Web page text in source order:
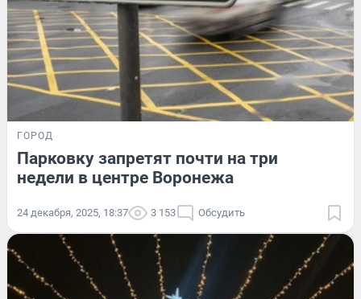
ГОРОД
Парковку запретят почти на три
недели в центре Воронежа
24 декабря, 2025, 18:37 3 153 Обсудить